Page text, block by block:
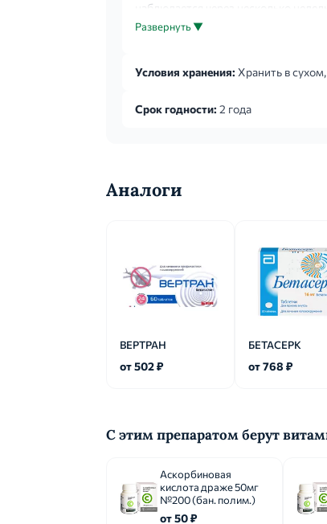
наблюдается через несколько
Развернуть ▼
Условия хранения: Хранить в
Срок годности: 2 года
Аналоги
ВЕРТРАН
от 502 ₽
БЕТАСЕРК
от 768 ₽
С этим препаратом берут
Аскорбиновая
кислота драже 50мг
№200 (бан. полим.)
от 50 ₽